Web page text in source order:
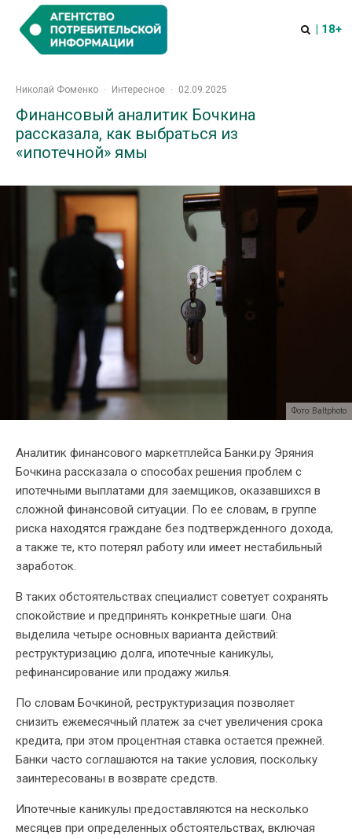
| 18+
Николай Фоменко · Интересное · 02.09.2025
Финансовый аналитик Бочкина
рассказала, как выбраться из
«ипотечной» ямы
Фото: Baltphoto
Аналитик финансового маркетплейса Банки.ру Эряния
Бочкина рассказала о способах решения проблем с
ипотечными выплатами для заемщиков, оказавшихся в
сложной финансовой ситуации. По ее словам, в группе
риска находятся граждане без подтвержденного дохода,
а также те, кто потерял работу или имеет нестабильный
заработок.
В таких обстоятельствах специалист советует сохранять
спокойствие и предпринять конкретные шаги. Она
выделила четыре основных варианта действий:
реструктуризацию долга, ипотечные каникулы,
рефинансирование или продажу жилья.
По словам Бочкиной, реструктуризация позволяет
снизить ежемесячный платеж за счет увеличения срока
кредита, при этом процентная ставка остается прежней.
Банки часто соглашаются на такие условия, поскольку
заинтересованы в возврате средств.
Ипотечные каникулы предоставляются на несколько
месяцев при определенных обстоятельствах, включая